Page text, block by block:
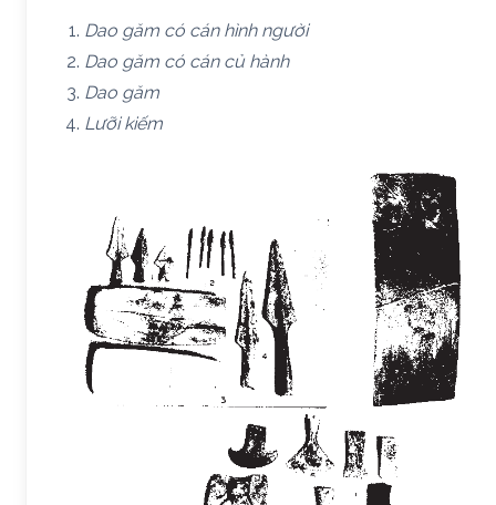
Dao găm có cán hình người
Dao găm có cán củ hành
Dao găm
Lưỡi kiếm